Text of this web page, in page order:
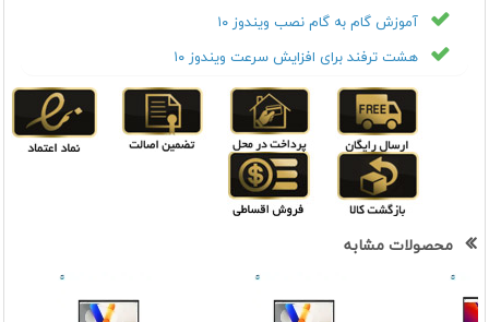
آموزش گام به گام نصب ویندوز ۱۰
هشت ترفند برای افزایش سرعت ویندوز ۱۰
محصولات مشابه